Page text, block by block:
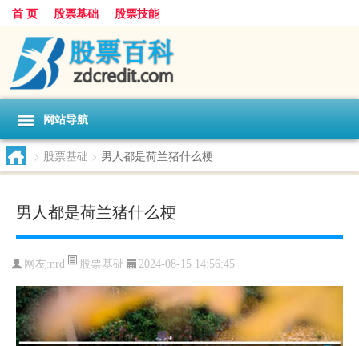
首 页 股票基础 股票技能
网站导航
> 股票基础 > 男人都是荷兰猪什么梗
男人都是荷兰猪什么梗
网友:nrd 股票基础 2024-08-15 14:56:45